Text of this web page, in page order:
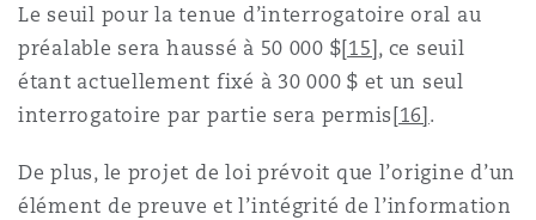
Le seuil pour la tenue d’interrogatoire oral au
préalable sera haussé à 50 000 $[15], ce seuil
étant actuellement fixé à 30 000 $ et un seul
interrogatoire par partie sera permis [16] .
De plus, le projet de loi prévoit que l’origine d’un
élément de preuve et l’intégrité de l’information